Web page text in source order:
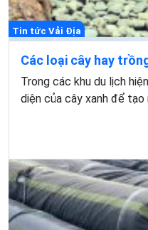
Tin tức Vải Địa
Các loại cây hay
Trong các khu du lịch
diện của cây xanh để tạo